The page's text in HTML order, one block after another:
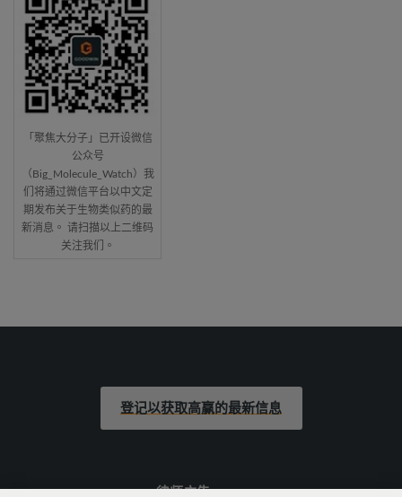
「聚焦大分子」已开设微信
公众号
（Big_Molecule_Watch）我
们将通过微信平台以中文定
期发布关于生物类似药的最
新消息。 请扫描以上二维码
关注我们。
登记以获取高赢的最新信息
律师广告